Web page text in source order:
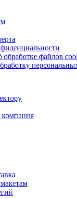
в пунктах
— в пункт выдачи
ситуаций
заказа.
сканирование
чтобы вы могли
файлов